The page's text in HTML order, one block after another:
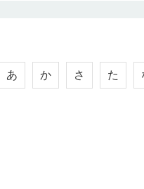
あ か さ た